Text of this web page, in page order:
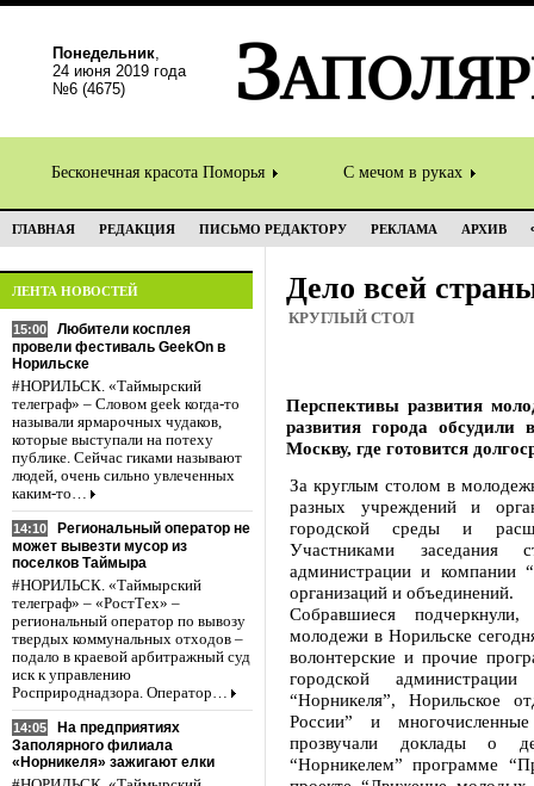
Понедельник,
24 июня 2019 года
№6 (4675)
Бесконечная красота Поморья С мечом в руках
ГЛАВНАЯ РЕДАКЦИЯ ПИСЬМО РЕДАКТОРУ РЕКЛАМА АРХИВ
ЛЕНТА НОВОСТЕЙ
15:00
Любители косплея
провели фестиваль GeekOn в
Норильске
#НОРИЛЬСК. «Таймырский
телеграф» – Словом geek когда-то
называли ярмарочных чудаков,
которые выступали на потеху
публике. Сейчас гиками называют
людей, очень сильно увлеченных
каким-то…
14:10
Региональный оператор не
может вывезти мусор из
поселков Таймыра
#НОРИЛЬСК. «Таймырский
телеграф» – «РостТех» –
региональный оператор по вывозу
твердых коммунальных отходов –
подало в краевой арбитражный суд
иск к управлению
Росприроднадзора. Оператор…
14:05
На предприятиях
Заполярного филиала
«Норникеля» зажигают елки
Дело всей
КРУГЛЫЙ СТОЛ
Перспективы развития
развития города
Москву, где готовится
За круглым столом в
разных учреждений и
городской среды и
Участниками заседания
администрации и компании
организаций и объединений.
Собравшиеся
молодежи в Норильске
волонтерские и прочие
городской
“Норникеля”, Норильское
России” и
прозвучали доклады о
“Норникелем” программе